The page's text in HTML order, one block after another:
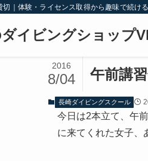
切｜体験・ライセンス取得から趣味で続け
イビングショップ
午前講
2016
8/04
長崎ダイビングスクール
今日は2本立て、午
に来てくれた女子、